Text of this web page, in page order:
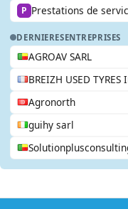
P Prestations de
DERNIERESENTREPRISES
AGROAV SARL
BREIZH USED TYRES
Agronorth
guihy sarl